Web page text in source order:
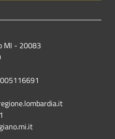
MI - 20083